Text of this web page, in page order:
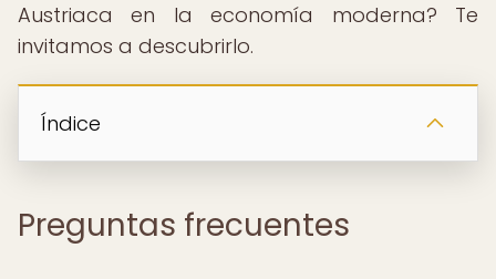
Austriaca en la economía moderna? Te
invitamos a descubrirlo.
Índice
Preguntas frecuentes